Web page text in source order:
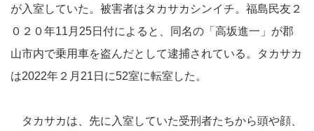
が入室していた。被害者はタカサカシンイチ。福島民友２
０２０年11月25日付によると、同名の「高坂進一」が郡
山市内で乗用車を盗んだとして逮捕されている。タカサカ
は2022年２月21日に52室に転室した。
タカサカは、先に入室していた受刑者たちから頭や顔、